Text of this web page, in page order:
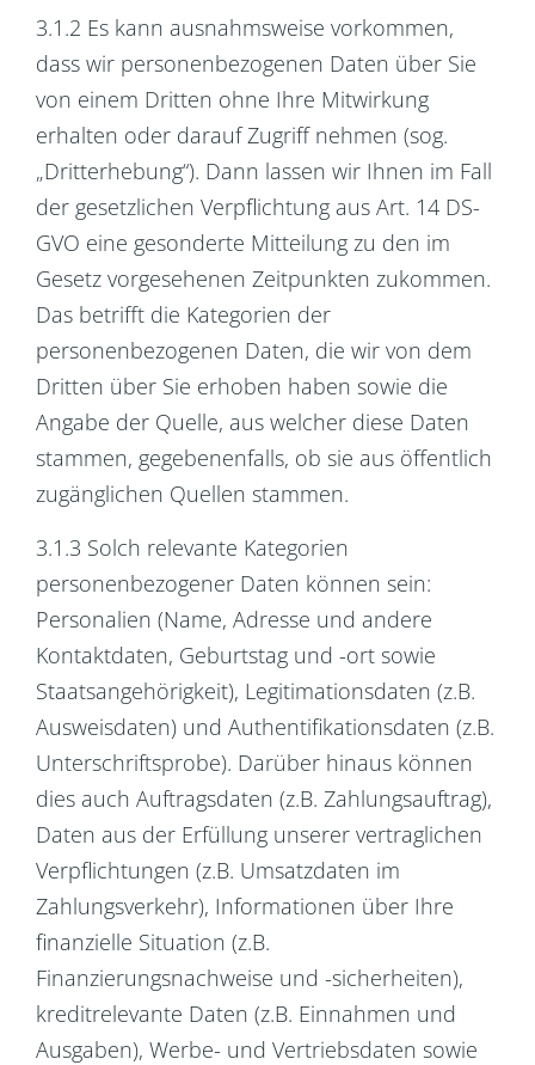
3.1.2 Es kann ausnahmsweise vorkommen,
dass wir personenbezogenen Daten über Sie
von einem Dritten ohne Ihre Mitwirkung
erhalten oder darauf Zugriff nehmen (sog.
„Dritterhebung“). Dann lassen wir Ihnen im Fall
der gesetzlichen Verpflichtung aus Art. 14 DS-
GVO eine gesonderte Mitteilung zu den im
Gesetz vorgesehenen Zeitpunkten zukommen.
Das betrifft die Kategorien der
personenbezogenen Daten, die wir von dem
Dritten über Sie erhoben haben sowie die
Angabe der Quelle, aus welcher diese Daten
stammen, gegebenenfalls, ob sie aus öffentlich
zugänglichen Quellen stammen.
3.1.3 Solch relevante Kategorien
personenbezogener Daten können sein:
Personalien (Name, Adresse und andere
Kontaktdaten, Geburtstag und -ort sowie
Staatsangehörigkeit), Legitimationsdaten (z.B.
Ausweisdaten) und Authentifikationsdaten (z.B.
Unterschriftsprobe). Darüber hinaus können
dies auch Auftragsdaten (z.B. Zahlungsauftrag),
Daten aus der Erfüllung unserer vertraglichen
Verpflichtungen (z.B. Umsatzdaten im
Zahlungsverkehr), Informationen über Ihre
finanzielle Situation (z.B.
Finanzierungsnachweise und -sicherheiten),
kreditrelevante Daten (z.B. Einnahmen und
Ausgaben), Werbe- und Vertriebsdaten sowie